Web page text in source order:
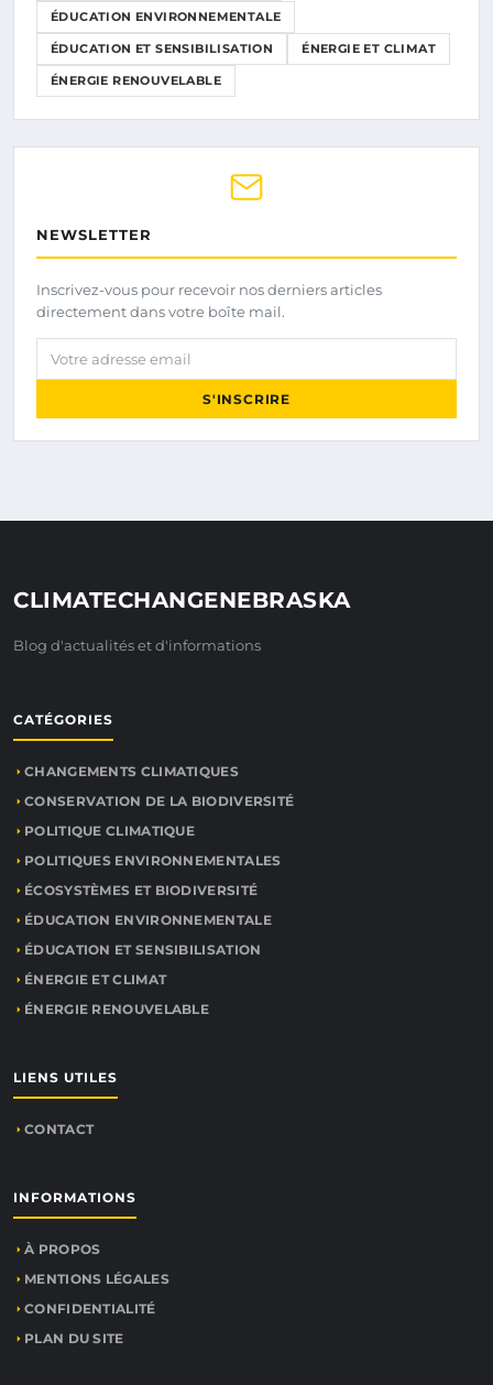
ÉDUCATION ENVIRONNEMENTALE
ÉDUCATION ET SENSIBILISATION ÉNERGIE ET CLIMAT
ÉNERGIE RENOUVELABLE
NEWSLETTER
Inscrivez-vous pour recevoir nos derniers articles
directement dans votre boîte mail.
Votre adresse email
S'INSCRIRE
CLIMATECHANGENEBRASKA
Blog d'actualités et d'informations
CATÉGORIES
CHANGEMENTS CLIMATIQUES
CONSERVATION DE LA BIODIVERSITÉ
POLITIQUE CLIMATIQUE
POLITIQUES ENVIRONNEMENTALES
ÉCOSYSTÈMES ET BIODIVERSITÉ
ÉDUCATION ENVIRONNEMENTALE
ÉDUCATION ET SENSIBILISATION
ÉNERGIE ET CLIMAT
ÉNERGIE RENOUVELABLE
LIENS UTILES
CONTACT
INFORMATIONS
À PROPOS
MENTIONS LÉGALES
CONFIDENTIALITÉ
PLAN DU SITE